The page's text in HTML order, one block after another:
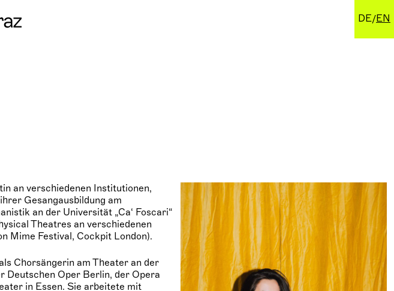
DE EN
an verschiedenen Institutionen,
Gesangausbildung am
an der Universität „Ca‘ Foscari“
Theatres an verschiedenen
Mime Festival, Cockpit London).
Chorsängerin am Theater an der
Deutschen Oper Berlin, der Opera
in Essen. Sie arbeitete mit